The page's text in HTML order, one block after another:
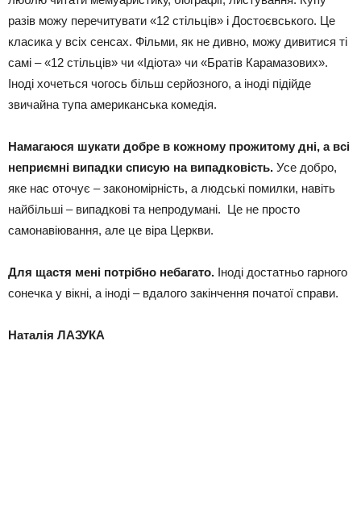
разів можу перечитувати «12 стільців» і Достоєвського. Це
класика у всіх сенсах. Фільми, як не дивно, можу дивитися ті
самі – «12 стільців» чи «Ідіота» чи «Братів Карамазових».
Іноді хочеться чогось більш серйозного, а іноді підійде
звичайна тупа американська комедія.
Намагаюся шукати добре в кожному прожитому дні, а всі
неприємні випадки списую на випадковість. Усе добро,
яке нас оточує – закономірність, а людські помилки, навіть
найбільші – випадкові та непродумані. Це не просто
самонавіювання, але це віра Церкви.
Для щастя мені потрібно небагато. Іноді достатньо гарного
сонечка у вікні, а іноді – вдалого закінчення початої справи.
Наталія ЛАЗУКА